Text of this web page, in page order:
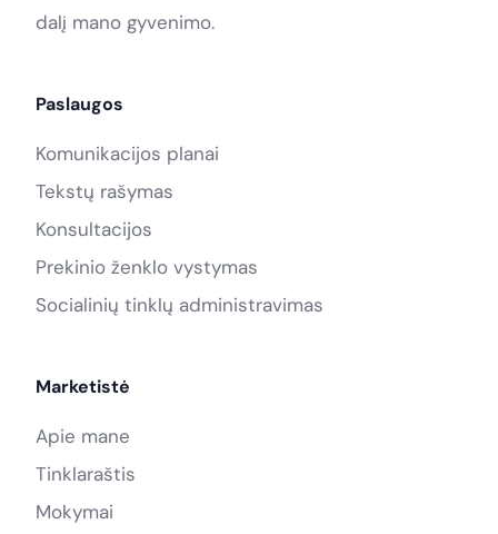
dalį mano gyvenimo.
Paslaugos
Komunikacijos planai
Tekstų rašymas
Konsultacijos
Prekinio ženklo vystymas
Socialinių tinklų administravimas
Marketistė
Apie mane
Tinklaraštis
Mokymai